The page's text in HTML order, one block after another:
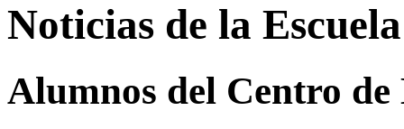
Noticias de la Escuela
Alumnos del Centro